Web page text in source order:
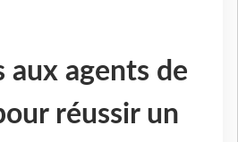
aux agents de
réussir un